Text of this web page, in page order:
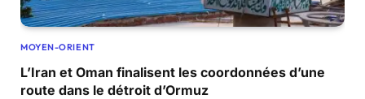
MOYEN-ORIENT
L’Iran et Oman finalisent les coordonnées d’une
route dans le détroit d’Ormuz